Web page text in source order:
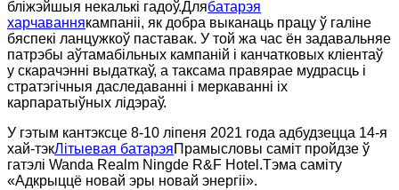
бліжэйшыя некалькі гадоў.Длябатарэя
харчаваннякампаніі, як добра выканаць працу ў галіне
бяспекі ланцужкоў паставак. У той жа час ён задавальняе
патрэбы аўтамабільных кампаній і канчатковых кліентаў
у скарачэнні выдаткаў, а таксама правярае мудрасць і
стратэгічныя даследаванні і меркаванні іх
карпаратыўных лідэраў.
У гэтым кантэксце 8-10 ліпеня 2021 года адбудзецца 14-я
хай-тэкЛітыевая батарэяПрамысловы саміт пройдзе ў
гатэлі Wanda Realm Ningde R&F Hotel.Тэма саміту
«Адкрыццё новай эры новай энергіі».